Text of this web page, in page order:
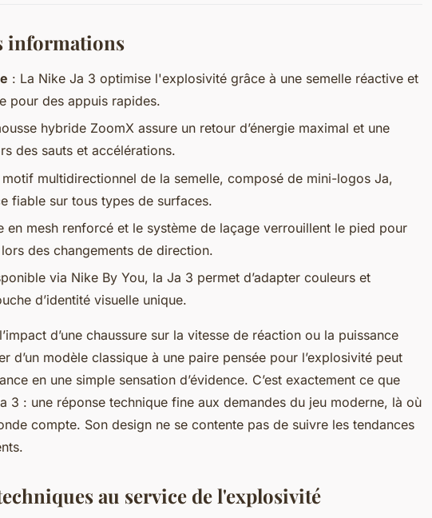
informations
: La Nike Ja 3 optimise l'explosivité grâce à une semelle réactive et
pour des appuis rapides.
hybride ZoomX assure un retour d’énergie maximal et une
des sauts et accélérations.
motif multidirectionnel de la semelle, composé de mini-logos Ja,
fiable sur tous types de surfaces.
en mesh renforcé et le système de laçage verrouillent le pied pour
des changements de direction.
via Nike By You, la Ja 3 permet d’adapter couleurs et
d’identité visuelle unique.
d’une chaussure sur la vitesse de réaction ou la puissance
d’un modèle classique à une paire pensée pour l’explosivité peut
en une simple sensation d’évidence. C’est exactement ce que
3 : une réponse technique fine aux demandes du jeu moderne, là où
compte. Son design ne se contente pas de suivre les tendances
au service de l'explosivité